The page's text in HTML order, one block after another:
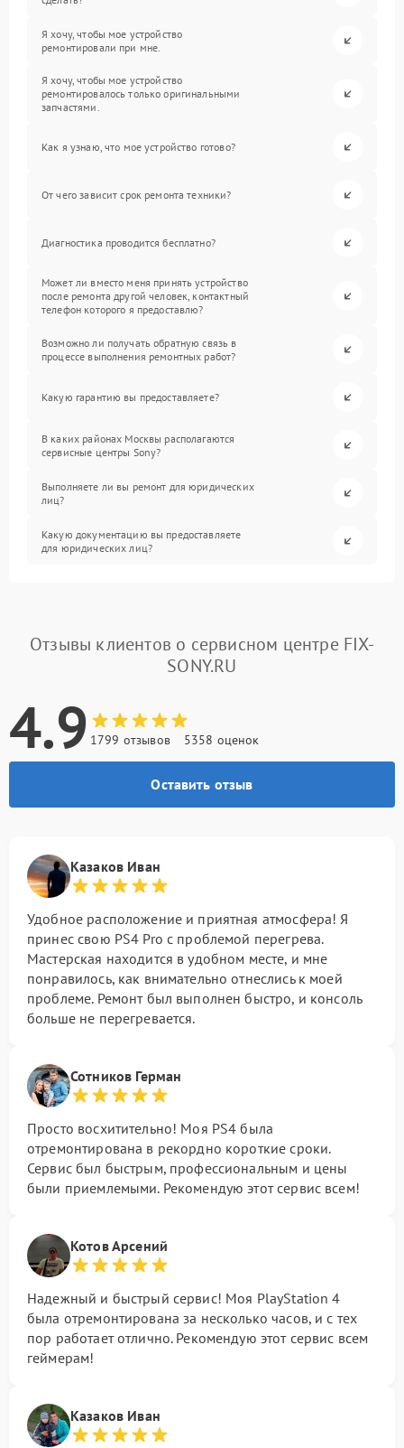
Я хочу, чтобы мое устройство
ремонтировали при мне.
Я хочу, чтобы мое устройство
ремонтировалось только оригинальными
запчастями.
Как я узнаю, что мое устройство готово?
От чего зависит срок ремонта техники?
Диагностика проводится бесплатно?
Может ли вместо меня принять устройство
после ремонта другой человек, контактный
телефон которого я предоставлю?
Возможно ли получать обратную связь в
процессе выполнения ремонтных работ?
Какую гарантию вы предоставляете?
В каких районах Москвы располагаются
сервисные центры Sony?
Выполняете ли вы ремонт для юридических
лиц?
Какую документацию вы предоставляете
для юридических лиц?
Отзывы клиентов о сервисном центре FIX-
SONY.RU
4.9 1799 отзывов 5358 оценок
Оставить отзыв
Казаков Иван
Удобное расположение и приятная атмосфера! Я
принес свою PS4 Pro с проблемой перегрева.
Мастерская находится в удобном месте, и мне
понравилось, как внимательно отнеслись к моей
проблеме. Ремонт был выполнен быстро, и консоль
больше не перегревается.
Сотников Герман
Просто восхитительно! Моя PS4 была
отремонтирована в рекордно короткие сроки.
Сервис был быстрым, профессиональным и цены
были приемлемыми. Рекомендую этот сервис всем!
Котов Арсений
Надежный и быстрый сервис! Моя PlayStation 4
была отремонтирована за несколько часов, и с тех
пор работает отлично. Рекомендую этот сервис всем
геймерам!
Казаков Иван